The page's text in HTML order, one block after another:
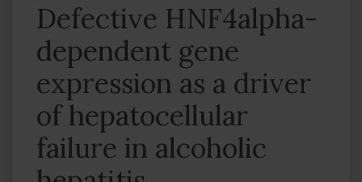
Defective HNF4alpha-
dependent gene
expression as a driver
of hepatocellular
failure in alcoholic